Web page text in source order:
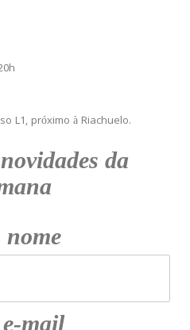
L1, próximo à Riachuelo.
da
nome
mail